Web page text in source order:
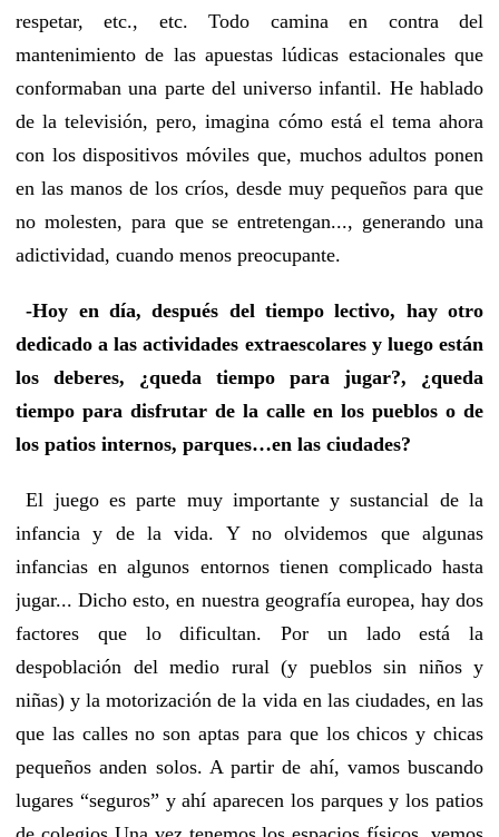
respetar, etc., etc. Todo camina en contra del
mantenimiento de las apuestas lúdicas estacionales que
conformaban una parte del universo infantil. He hablado
de la televisión, pero, imagina cómo está el tema ahora
con los dispositivos móviles que, muchos adultos ponen
en las manos de los críos, desde muy pequeños para que
no molesten, para que se entretengan..., generando una
adictividad, cuando menos preocupante.
-Hoy en día, después del tiempo lectivo, hay otro
dedicado a las actividades extraescolares y luego están
los deberes, ¿queda tiempo para jugar?, ¿queda
tiempo para disfrutar de la calle en los pueblos o de
los patios internos, parques…en las ciudades?
El juego es parte muy importante y sustancial de la
infancia y de la vida. Y no olvidemos que algunas
infancias en algunos entornos tienen complicado hasta
jugar... Dicho esto, en nuestra geografía europea, hay dos
factores que lo dificultan. Por un lado está la
despoblación del medio rural (y pueblos sin niños y
niñas) y la motorización de la vida en las ciudades, en las
que las calles no son aptas para que los chicos y chicas
pequeños anden solos. A partir de ahí, vamos buscando
lugares “seguros” y ahí aparecen los parques y los patios